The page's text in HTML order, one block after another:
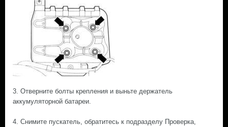
3. Отверните болты крепления и выньте держатель
аккумуляторной батареи.
4. Снимите пускатель, обратитесь к подразделу Проверка,